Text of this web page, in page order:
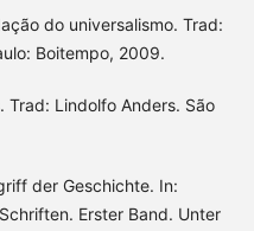
do universalismo. Trad:
Boitempo, 2009.
Trad: Lindolfo Anders. São
der Geschichte. In:
Erster Band. Unter